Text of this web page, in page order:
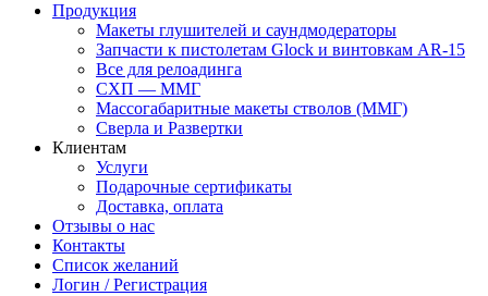
Продукция
Макеты глушителей и саундмодераторы
Запчасти к пистолетам Glock и винтовкам AR-15
Все для релоадинга
СХП — ММГ
Массогабаритные макеты стволов (ММГ)
Сверла и Развертки
Клиентам
Услуги
Подарочные сертификаты
Доставка, оплата
Отзывы о нас
Контакты
Список желаний
Логин / Регистрация